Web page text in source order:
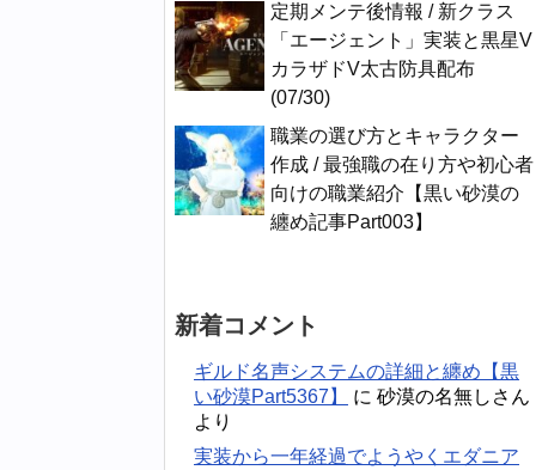
定期メンテ後情報 / 新クラス
「エージェント」実装と黒星V
カラザドV太古防具配布
(07/30)
職業の選び方とキャラクター
作成 / 最強職の在り方や初心者
向けの職業紹介【黒い砂漠の
纏め記事Part003】
新着コメント
ギルド名声システムの詳細と纏め【黒
い砂漠Part5367】
に 砂漠の名無しさん
より
実装から一年経過でようやくエダニア